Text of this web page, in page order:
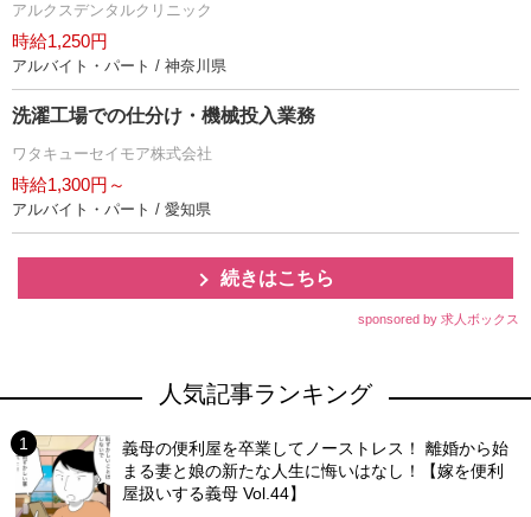
アルクスデンタルクリニック
時給1,250円
アルバイト・パート / 神奈川県
洗濯工場での仕分け・機械投入業務
ワタキューセイモア株式会社
時給1,300円～
アルバイト・パート / 愛知県
続きはこちら
sponsored by 求人ボックス
人気記事ランキング
義母の便利屋を卒業してノーストレス！ 離婚から始
まる妻と娘の新たな人生に悔いはなし！【嫁を便利
屋扱いする義母 Vol.44】